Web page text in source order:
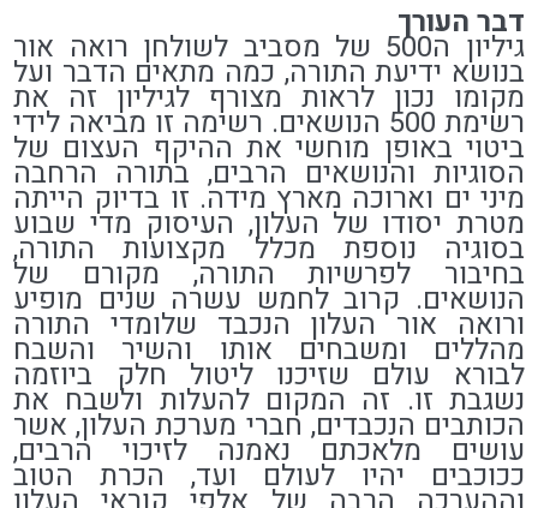
דבר העורך
גיליון ה500 של מסביב לשולחן רואה אור
בנושא ידיעת התורה, כמה מתאים הדבר ועל
מקומו נכון לראות מצורף לגיליון זה את
רשימת 500 הנושאים. רשימה זו מביאה לידי
ביטוי באופן מוחשי את ההיקף העצום של
הסוגיות והנושאים הרבים, בתורה הרחבה
מיני ים וארוכה מארץ מידה. זו בדיוק הייתה
מטרת יסודו של העלון, העיסוק מדי שבוע
בסוגיה נוספת מכלל מקצועות התורה,
בחיבור לפרשיות התורה, מקורם של
הנושאים. קרוב לחמש עשרה שנים מופיע
ורואה אור העלון הנכבד שלומדי התורה
מהללים ומשבחים אותו והשיר והשבח
לבורא עולם שזיכנו ליטול חלק ביוזמה
נשגבת זו. זה המקום להעלות ולשבח את
הכותבים הנכבדים, חברי מערכת העלון, אשר
עושים מלאכתם נאמנה לזיכוי הרבים,
ככוכבים יהיו לעולם ועד, הכרת הטוב